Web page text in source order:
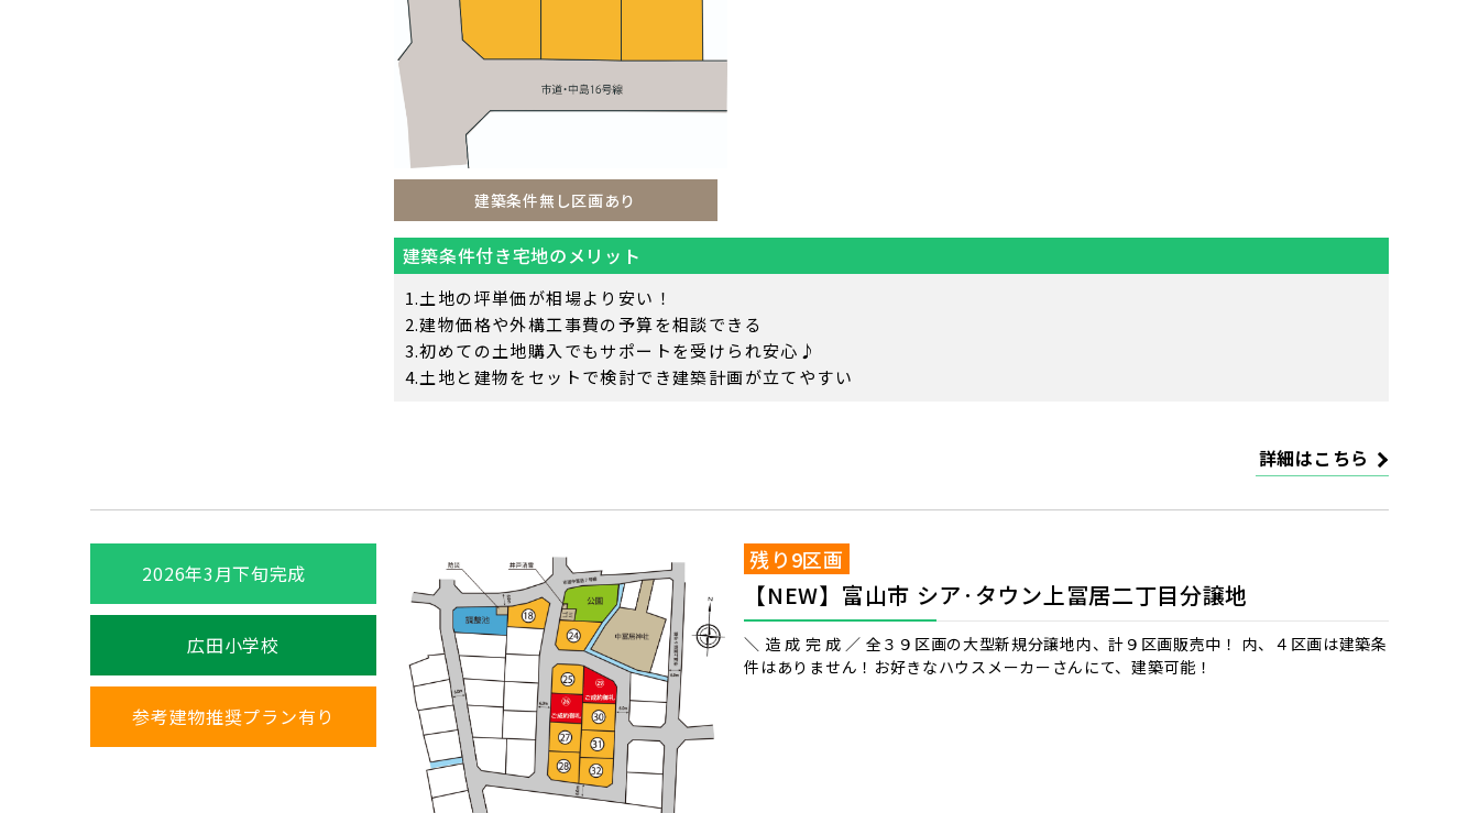
建築条件無し区画あり
建築条件付き宅地のメリット
土地の坪単価が相場より安い！
建物価格や外構工事費の予算を相談できる
初めての土地購入でもサポートを受けられ安心♪
土地と建物をセットで検討でき建築計画が立てやすい
詳細はこちら
2026年3月下旬完成
広田小学校
参考建物推奨プラン有り
残り9区画
【NEW】富山市 シア·タウン上冨居二丁目分譲地
＼ 造 成 完 成 ／ 全３９区画の大型新規分譲地内、計９区画販売中！ 内、４区画は建築条
件はありません！お好きなハウスメーカーさんにて、建築可能！